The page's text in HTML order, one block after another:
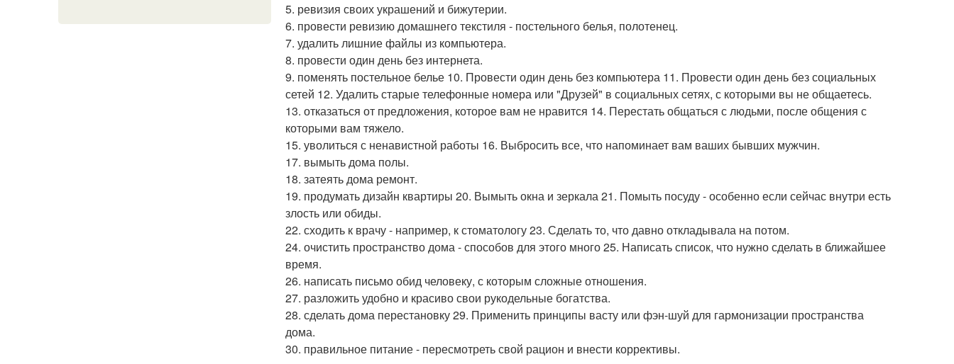
5. ревизия своих украшений и бижутерии.
6. провести ревизию домашнего текстиля - постельного белья, полотенец.
7. удалить лишние файлы из компьютера.
8. провести один день без интернета.
9. поменять постельное белье 10. Провести один день без компьютера 11. Провести один день без социальных
сетей 12. Удалить старые телефонные номера или "Друзей" в социальных сетях, с которыми вы не общаетесь.
13. отказаться от предложения, которое вам не нравится 14. Перестать общаться с людьми, после общения с
которыми вам тяжело.
15. уволиться с ненавистной работы 16. Выбросить все, что напоминает вам ваших бывших мужчин.
17. вымыть дома полы.
18. затеять дома ремонт.
19. продумать дизайн квартиры 20. Вымыть окна и зеркала 21. Помыть посуду - особенно если сейчас внутри есть
злость или обиды.
22. сходить к врачу - например, к стоматологу 23. Сделать то, что давно откладывала на потом.
24. очистить пространство дома - способов для этого много 25. Написать список, что нужно сделать в ближайшее
время.
26. написать письмо обид человеку, с которым сложные отношения.
27. разложить удобно и красиво свои рукодельные богатства.
28. сделать дома перестановку 29. Применить принципы васту или фэн-шуй для гармонизации пространства
дома.
30. правильное питание - пересмотреть свой рацион и внести коррективы.